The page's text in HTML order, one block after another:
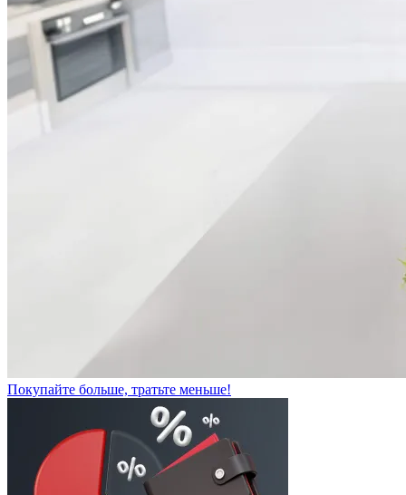
Покупайте больше, тратьте меньше!